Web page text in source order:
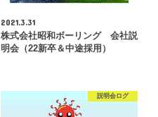
2021.3.31
株式会社昭和ボーリング 会社説
明会（22新卒＆中途採用）
説明会ログ